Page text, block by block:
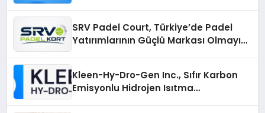
SRV Padel Court, Türkiye’de Padel
Yatırımlarının Güçlü Markası Olmayı
Kleen-Hy-Dro-Gen Inc., Sıfır Karbon
Emisyonlu Hidrojen Isıtma